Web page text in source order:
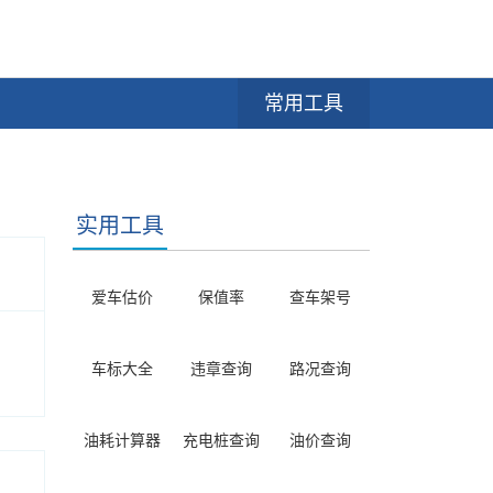
常用工具
实用工具
爱车估价 保值率 查车架号
车标大全 违章查询 路况查询
油耗计算器 充电桩查询 油价查询